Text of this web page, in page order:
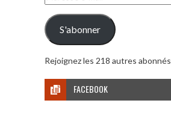
e-
mail
S'abonner
Rejoignez les 218 autres abonnés
FACEBOOK